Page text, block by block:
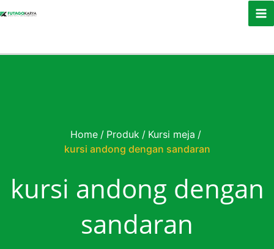
Home / Produk / Kursi meja /
kursi andong dengan sandaran
kursi andong dengan
sandaran